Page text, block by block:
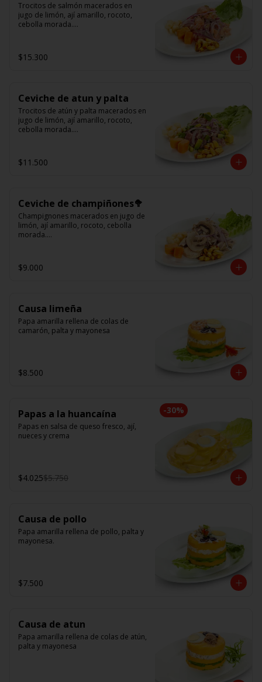
Trocitos de salmón macerados en
jugo de limón, ají amarillo, rocoto,
cebolla morada.
$15.300
Ceviche de atun y palta
Trocitos de atún y palta macerados en
jugo de limón, ají amarillo, rocoto,
cebolla morada.
$11.500
Ceviche de champiñones🥦
Champignones macerados en jugo de
limón, ají amarillo, rocoto, cebolla
morada.
$9.000
Causa limeña
Papa amarilla rellena de colas de
camarón, palta y mayonesa
$8.500
-30%
Papas a la huancaína
Papas en salsa de queso fresco, ají,
nueces y crema
$4.025$5.750
Causa de pollo
Papa amarilla rellena de pollo, palta y
mayonesa.
$7.500
Causa de atun
Papa amarilla rellena de colas de atún,
palta y mayonesa